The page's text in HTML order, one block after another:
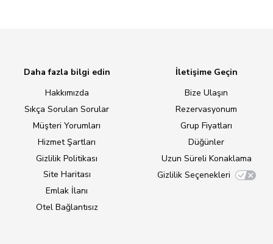
Daha fazla bilgi edin
Hakkımızda
Sıkça Sorulan Sorular
Müşteri Yorumları
Hizmet Şartları
Gizlilik Politikası
Site Haritası
Emlak İlanı
Otel Bağlantısız
İletişime Geçin
Bize Ulaşın
Rezervasyonum
Grup Fiyatları
Düğünler
Uzun Süreli Konaklama
Gizlilik Seçenekleri